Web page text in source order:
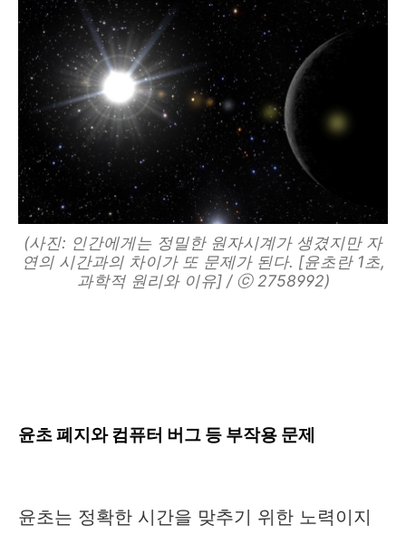
(사진: 인간에게는 정밀한 원자시계가 생겼지만 자
연의 시간과의 차이가 또 문제가 된다. [윤초란 1초,
과학적 원리와 이유] / ⓒ 2758992)
윤초 폐지와 컴퓨터 버그 등 부작용 문제
윤초는 정확한 시간을 맞추기 위한 노력이지